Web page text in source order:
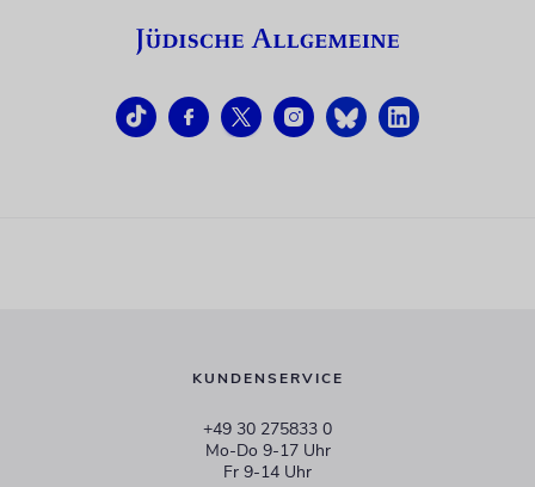
KUNDENSERVICE
+49 30 275833 0
Mo-Do 9-17 Uhr
Fr 9-14 Uhr